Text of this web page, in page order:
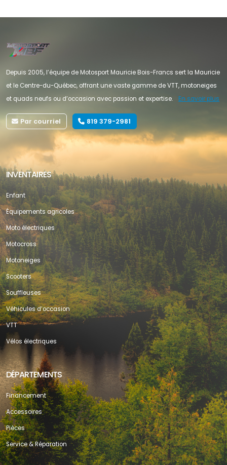
Depuis 2005, l’équipe de Motosport Mauricie Bois-Francs sert la Mauricie
et le Centre-du-Québec, offrant une vaste gamme de VTT, motoneiges
et quads neufs ou d’occasion avec passion et expertise.
En savoir plus
Par courriel 819 379-2981
INVENTAIRES
Enfant
Équipements agricoles
Moto électriques
Motocross
Motoneiges
Scooters
Souffleuses
Véhicules d’occasion
VTT
Vélos électriques
DÉPARTEMENTS
Financement
Accessoires
Pièces
Service & Réparation